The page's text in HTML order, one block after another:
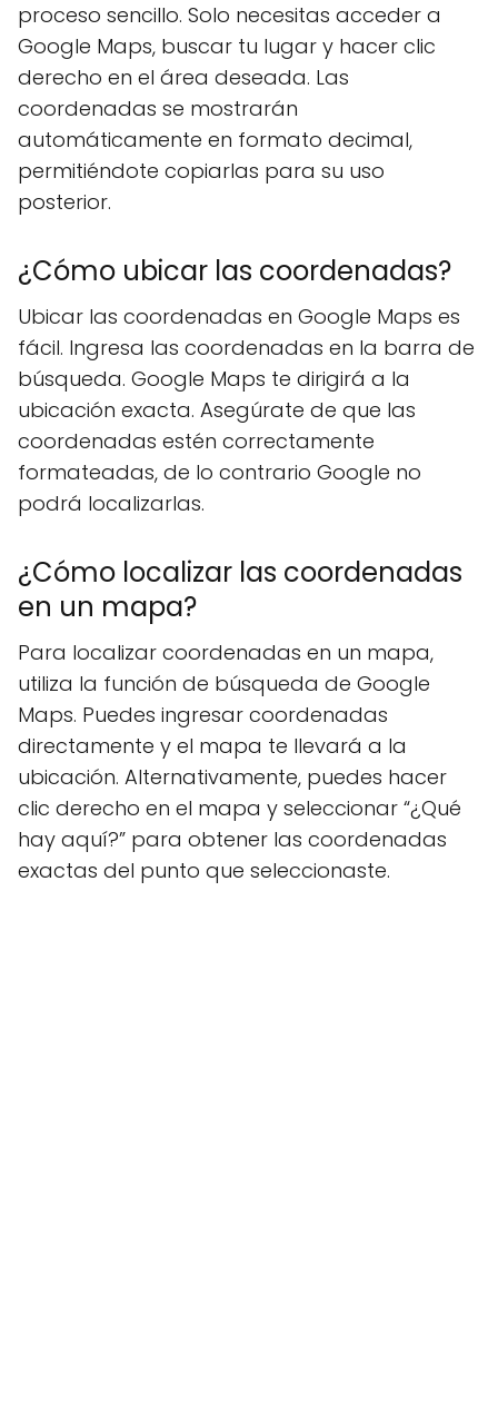
proceso sencillo. Solo necesitas acceder a
Google Maps, buscar tu lugar y hacer clic
derecho en el área deseada. Las
coordenadas se mostrarán
automáticamente en formato decimal,
permitiéndote copiarlas para su uso
posterior.
¿Cómo ubicar las coordenadas?
Ubicar las coordenadas en Google Maps es
fácil. Ingresa las coordenadas en la barra de
búsqueda. Google Maps te dirigirá a la
ubicación exacta. Asegúrate de que las
coordenadas estén correctamente
formateadas, de lo contrario Google no
podrá localizarlas.
¿Cómo localizar las coordenadas
en un mapa?
Para localizar coordenadas en un mapa,
utiliza la función de búsqueda de Google
Maps. Puedes ingresar coordenadas
directamente y el mapa te llevará a la
ubicación. Alternativamente, puedes hacer
clic derecho en el mapa y seleccionar “¿Qué
hay aquí?” para obtener las coordenadas
exactas del punto que seleccionaste.